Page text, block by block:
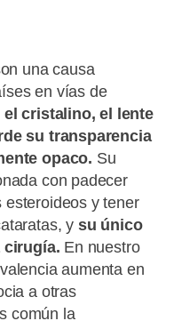
una causa
en vías de
el cristalino, el lente
su transparencia
opaco. Su
con padecer
esteroideos y tener
y su único
cirugía. En nuestro
aumenta en
a otras
común la